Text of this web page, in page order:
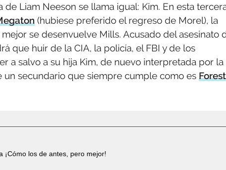
Liam Neeson se llama igual: Kim. En esta
(hubiese preferido el regreso de Morel), la
se desenvuelve Mills. Acusado del asesinato
que huir de la CIA, la policía, el FBI y de los
a salvo a su hija Kim, de nuevo interpretada por la
un secundario que siempre cumple como es Forest
¡Cómo los de antes, pero mejor!